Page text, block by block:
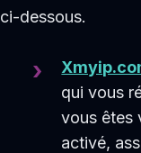
ci-dessous.
qui vous
vous êtes
activé,